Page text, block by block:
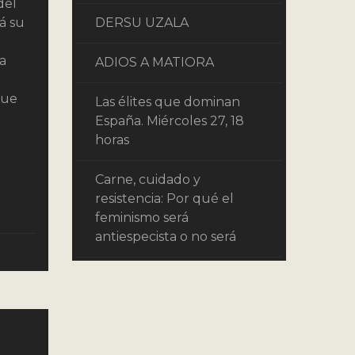
su
DERSU UZALA
ADIOS A MATIORA
Las élites que dominan
España. Miércoles 27, 18
horas
Carne, cuidado y
resistencia: Por qué el
feminismo será
antiespecista o no será